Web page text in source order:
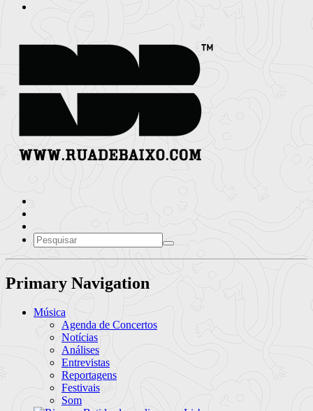
Primary Navigation
Música
Agenda de Concertos
Notícias
Análises
Entrevistas
Reportagens
Festivais
Som